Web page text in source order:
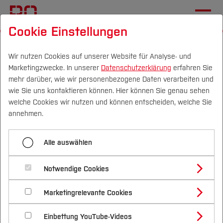
Campus Personen DE|EN Quicklinks
Studium
Studienangebote
Bachelorstudiengänge
Masterstudiengänge
Vor dem Studium
Bewerben & Einschreiben
Bewerbungsportal
Im Studium
Studienbüros und Prüfungen
Nach dem Studium
Forschung & Transfer
Profil
Forschungs- und Transferprofil
Schwerpunkte (FuT)
Beratung & Förderung
Nachhaltigkeit
Nachhaltigkeit studieren
International
Studienfinanzierung
Stipendienberatung
Bewerbungsfristen
Menü aufklappen
Stipendienrecherche
Bewerbungsfristen
Engagement und Ehrenamt
Bewerbungsfristen:
Stipendien, Preise etc.
Cookie Einstellungen
Wir nutzen Cookies auf unserer Website für Analyse- und
Marketingzwecke. In unserer Datenschutzerklärung erfahren Sie
mehr darüber, wie wir personenbezogene Daten verarbeiten und
wie Sie uns kontaktieren können. Hier können Sie genau sehen
welche Cookies wir nutzen und können entscheiden, welche Sie
annehmen.
Alle auswählen
Notwendige Cookies
Marketingrelevante Cookies
Einbettung YouTube-Videos